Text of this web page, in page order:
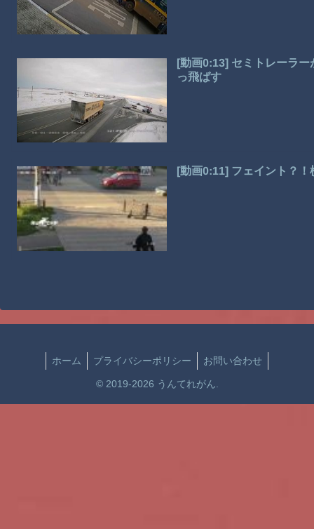
[動画0:13] セミトレーラ
っ飛ばす
[動画0:11] フェイント？
ホーム プライバシーポリシー お問い合わせ
© 2019-2026 うんてれがん.